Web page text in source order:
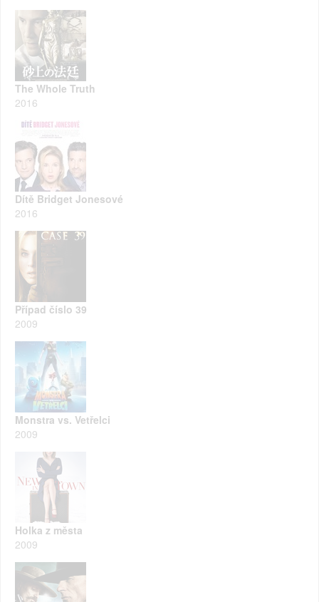
The Whole Truth
2016
Dítě Bridget Jonesové
2016
Případ číslo 39
2009
Monstra vs. Vetřelci
2009
Holka z města
2009